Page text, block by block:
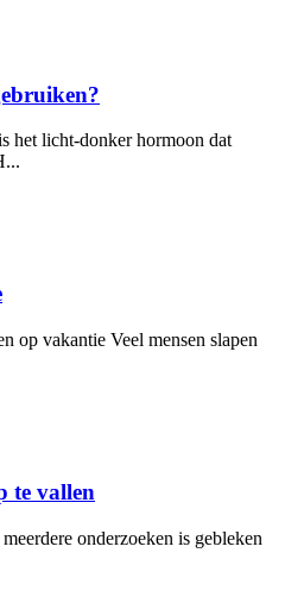
het licht-donker hormoon dat
op vakantie Veel mensen slapen
te vallen
onderzoeken is gebleken